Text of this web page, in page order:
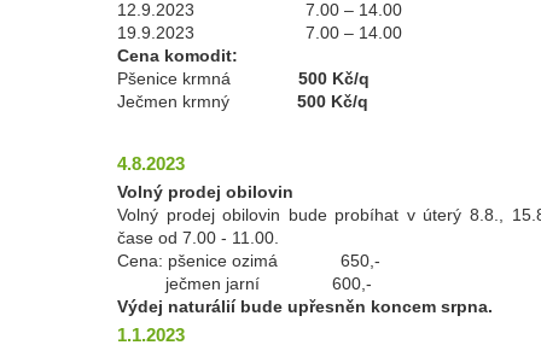
12.9.2023 7.00 – 14.00
19.9.2023 7.00 – 14.00
Cena komodit:
Pšenice krmná 500 Kč/q
Ječmen krmný 500 Kč/q
4.8.2023
Volný prodej obilovin
Volný prodej obilovin bude probíhat v úterý 8.8.,
čase od 7.00 - 11.00.
Cena: pšenice ozimá 650,-
ječmen jarní 600,-
Výdej naturálií bude upřesněn koncem srpna.
1.1.2023